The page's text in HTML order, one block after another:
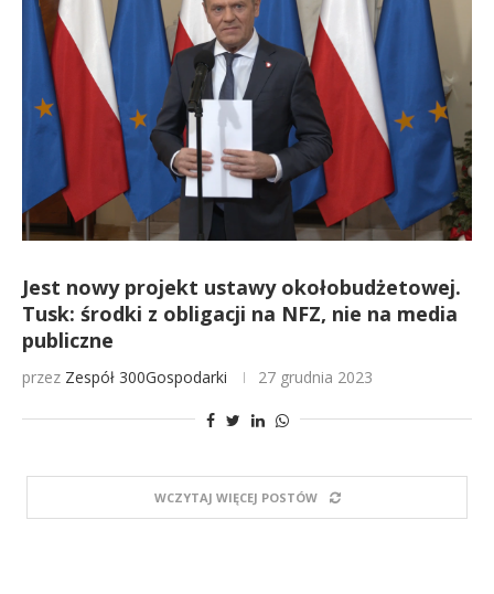
Jest nowy projekt ustawy okołobudżetowej.
Tusk: środki z obligacji na NFZ, nie na media
publiczne
przez Zespół 300Gospodarki 27 grudnia 2023
WCZYTAJ WIĘCEJ POSTÓW